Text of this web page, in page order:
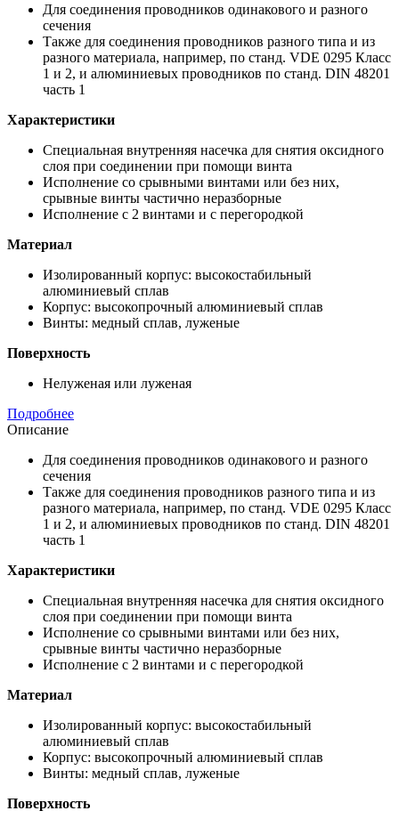
Для соединения проводников одинакового и разного
сечения
Также для соединения проводников разного типа и из
разного материала, например, по станд. VDE 0295 Класс
1 и 2, и алюминиевых проводников по станд. DIN 48201
часть 1
Характеристики
Специальная внутренняя насечка для снятия оксидного
слоя при соединении при помощи винта
Исполнение со срывными винтами или без них,
срывные винты частично неразборные
Исполнение с 2 винтами и с перегородкой
Материал
Изолированный корпус: высокостабильный
алюминиевый сплав
Корпус: высокопрочный алюминиевый сплав
Винты: медный сплав, луженые
Поверхность
Нелуженая или луженая
Подробнее
Описание
Для соединения проводников одинакового и разного
сечения
Также для соединения проводников разного типа и из
разного материала, например, по станд. VDE 0295 Класс
1 и 2, и алюминиевых проводников по станд. DIN 48201
часть 1
Характеристики
Специальная внутренняя насечка для снятия оксидного
слоя при соединении при помощи винта
Исполнение со срывными винтами или без них,
срывные винты частично неразборные
Исполнение с 2 винтами и с перегородкой
Материал
Изолированный корпус: высокостабильный
алюминиевый сплав
Корпус: высокопрочный алюминиевый сплав
Винты: медный сплав, луженые
Поверхность